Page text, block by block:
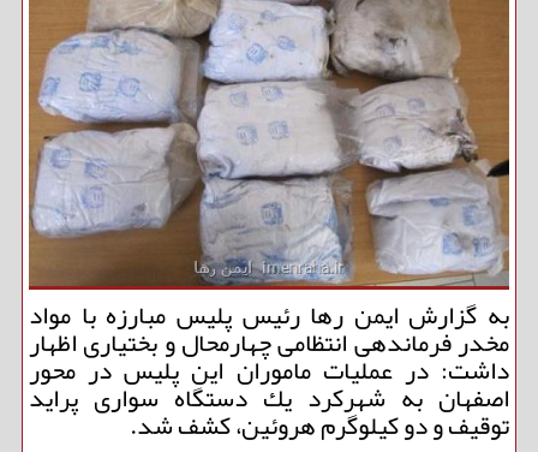
به گزارش ایمن رها رئیس پلیس مبارزه با مواد
مخدر فرماندهی انتظامی چهارمحال و بختیاری اظهار
داشت: در عملیات ماموران این پلیس در محور
اصفهان به شهركرد یك دستگاه سواری پراید
توقیف و دو كیلوگرم هروئین، كشف شد.